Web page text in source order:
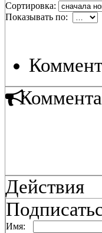
Сортировка:
Показывать по:
Действия
Имя: